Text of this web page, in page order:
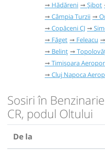
Hădăreni
Șibot
Câmpia Turzii
Copăceni CJ
Făget
Feleacu
Belinț
Timișoara
Cluj Napoca
Sosiri în
CR, podul Oltului
De la